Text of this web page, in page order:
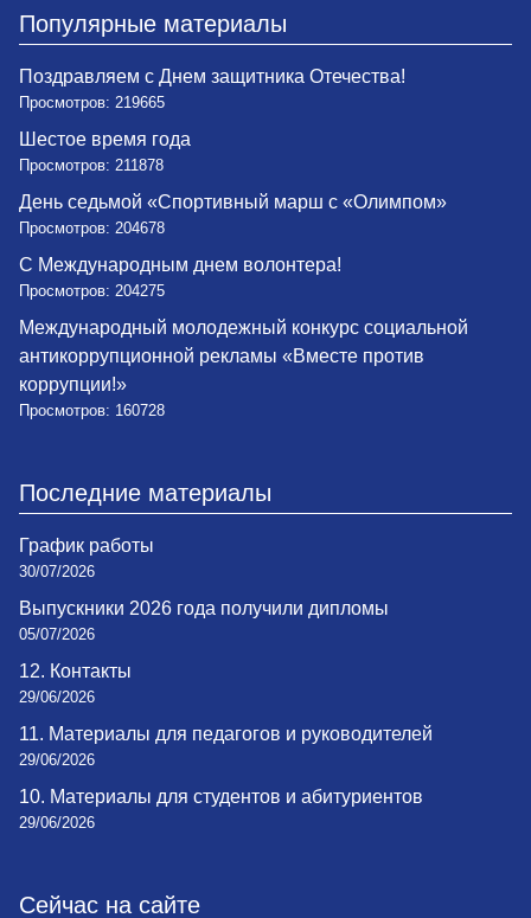
Популярные материалы
Поздравляем с Днем защитника Отечества!
Просмотров: 219665
Шестое время года
Просмотров: 211878
День седьмой «Спортивный марш с «Олимпом»
Просмотров: 204678
С Международным днем волонтера!
Просмотров: 204275
Международный молодежный конкурс социальной
антикоррупционной рекламы «Вместе против
коррупции!»
Просмотров: 160728
Последние материалы
График работы
30/07/2026
Выпускники 2026 года получили дипломы
05/07/2026
12. Контакты
29/06/2026
11. Материалы для педагогов и руководителей
29/06/2026
10. Материалы для студентов и абитуриентов
29/06/2026
Сейчас на сайте